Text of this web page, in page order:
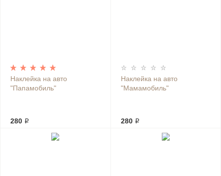
Наклейка на авто
"Папамобиль"
280 ₽
Наклейка на авто
"Мамамобиль"
280 ₽